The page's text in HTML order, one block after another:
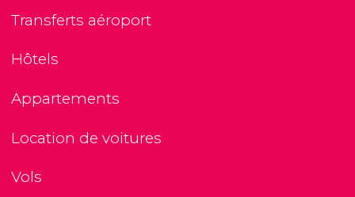
Transferts aéroport
Hôtels
Appartements
Location de voitures
Vols